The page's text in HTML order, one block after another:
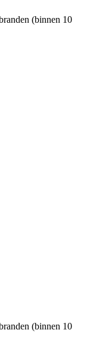
(binnen 10
(binnen 10